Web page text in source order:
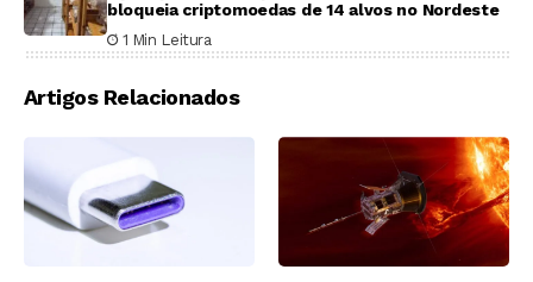
bloqueia criptomoedas de 14 alvos no Nordeste
1 Min Leitura
Artigos Relacionados